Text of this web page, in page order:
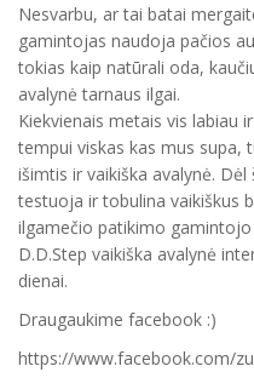
Nesvarbu, ar tai batai
gamintojas naudoja pačios
tokias kaip natūrali oda,
avalynė tarnaus ilgai.
Kiekvienais metais vis labiau
tempui viskas kas mus supa,
išimtis ir vaikiška avalynė.
testuoja ir tobulina vaikiškus
ilgamečio patikimo gamintojo
D.D.Step vaikiška avalynė
dienai.
Draugaukime facebook :)
https://www.facebook.com/